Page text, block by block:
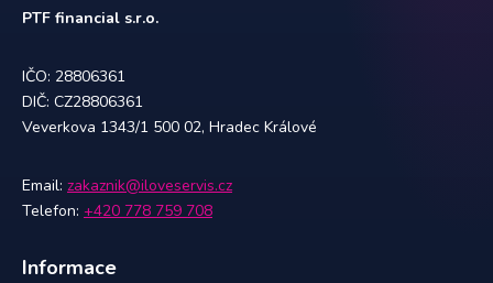
PTF financial s.r.o.
IČO: 28806361
DIČ: CZ28806361
Veverkova 1343/1 500 02, Hradec Králové
Email: zakaznik@iloveservis.cz
Telefon: +420 778 759 708
Informace